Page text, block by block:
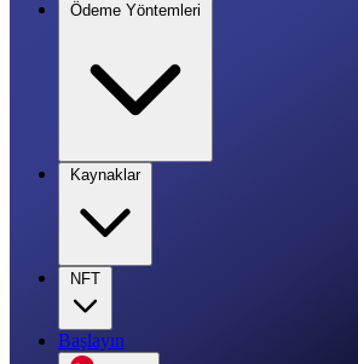
Ödeme Yöntemleri
Kaynaklar
NFT
Başlayın